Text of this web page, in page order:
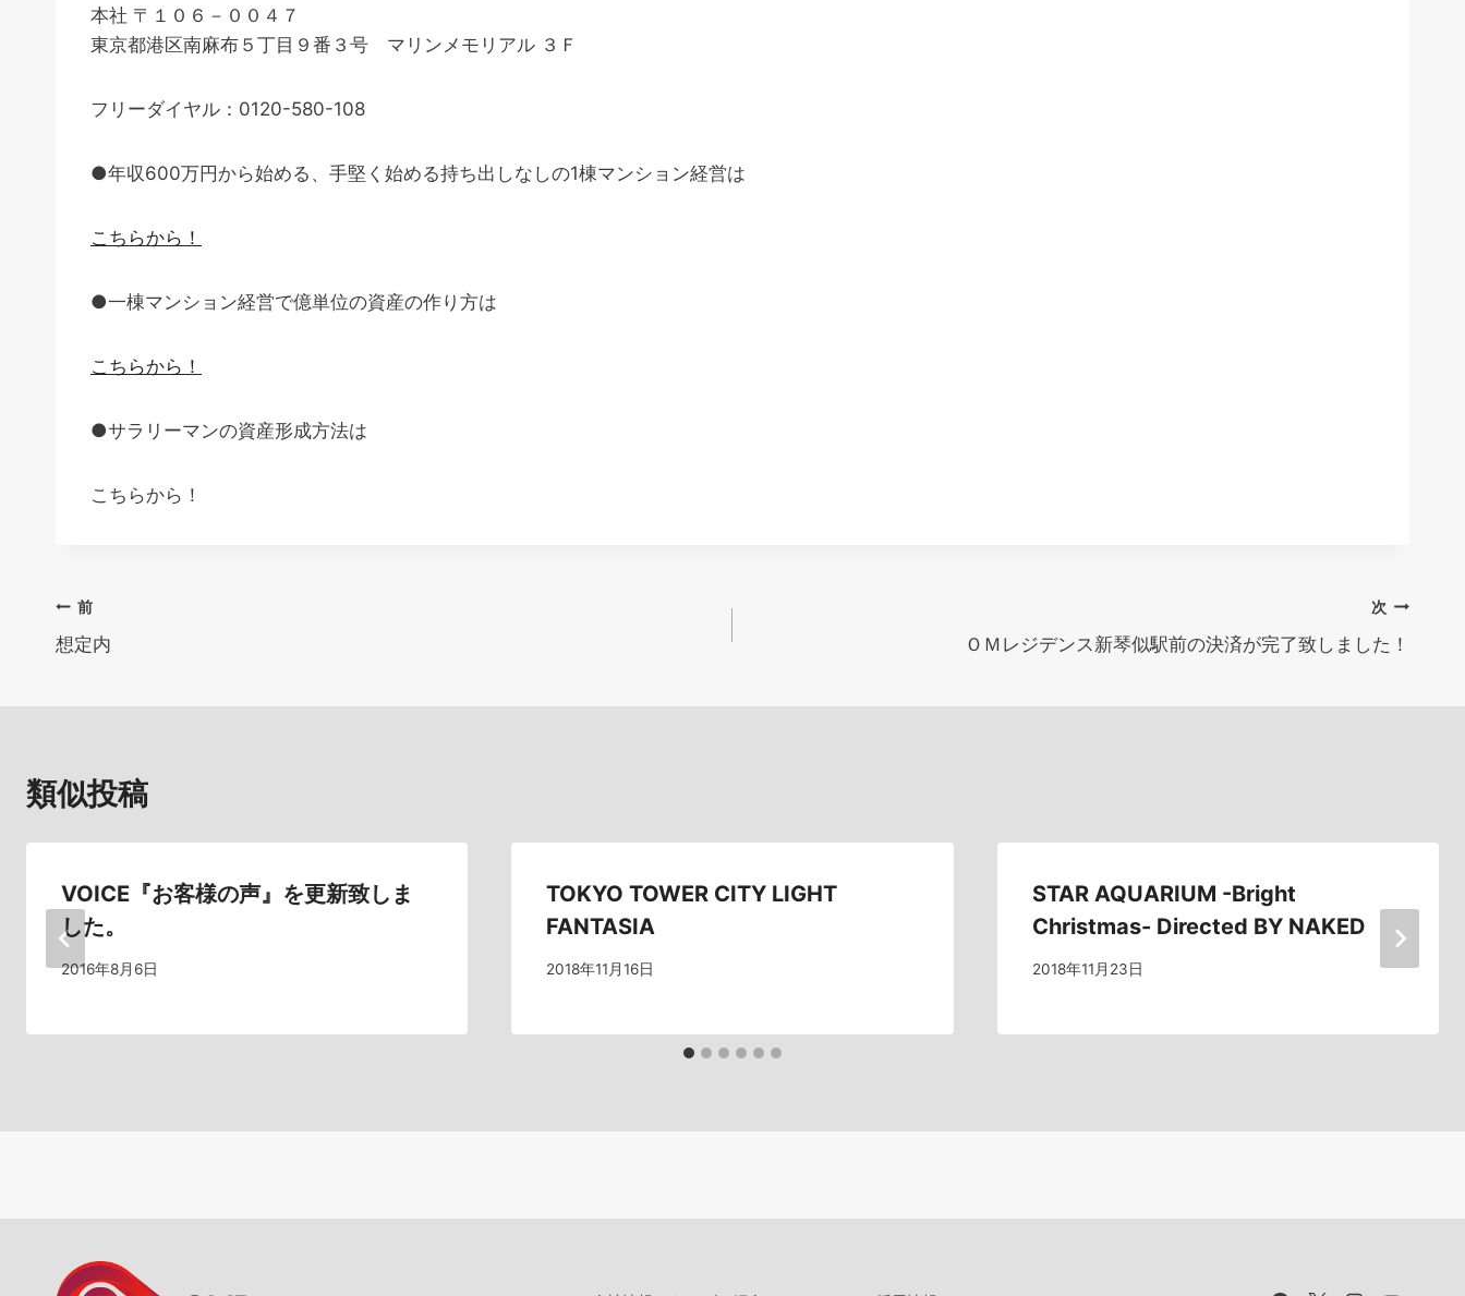
本社 〒１０６－００４７
東京都港区南麻布５丁目９番３号 マリンメモリアル ３Ｆ
フリーダイヤル：0120-580-108
●年収600万円から始める、手堅く始める持ち出しなしの1棟マンション経営は
こちらから！
●一棟マンション経営で億単位の資産の作り方は
こちらから！
●サラリーマンの資産形成方法は
こちらから！
投
稿
ゲ
ー
シ
ョ
ン
前
想定内
次
ＯＭレジデンス新琴似駅前の決済が完了致しました！
類似投稿
VOICE『お客様の声』を更新致しま
した。
2016年8月6日
TOKYO TOWER CITY LIGHT
FANTASIA
2018年11月16日
STAR AQUARIUM -Bright
Christmas- Directed BY NAKED
2018年11月23日